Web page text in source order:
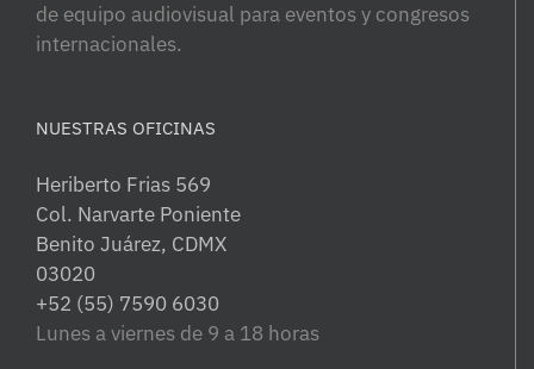
de equipo audiovisual para eventos y congresos
internacionales.
NUESTRAS OFICINAS
Heriberto Frias 569
Col. Narvarte Poniente
Benito Juárez, CDMX
03020
+52 (55) 7590 6030
Lunes a viernes de 9 a 18 horas